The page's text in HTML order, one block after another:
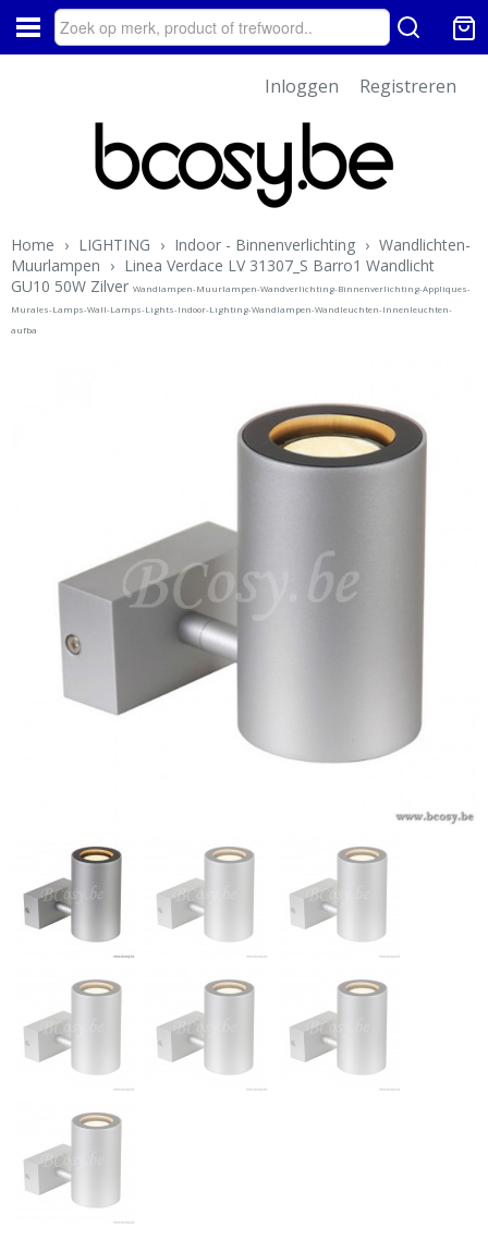
Inloggen Registreren
Home › LIGHTING › Indoor - Binnenverlichting › Wandlichten-
Muurlampen › Linea Verdace LV 31307_S Barro1 Wandlicht
GU10 50W Zilver Wandlampen-Muurlampen-Wandverlichting-Binnenverlichting-Appliques-
Murales-Lamps-Wall-Lamps-Lights-Indoor-Lighting-Wandlampen-Wandleuchten-Innenleuchten-
aufba